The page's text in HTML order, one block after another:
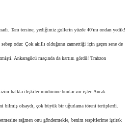
Tam tersine, yediğimiz gollerin yüzde 40'ını ondan yedik!
odur. Çok akıllı olduğunu zannettiği için geçen sene de
Ankaragücü maçında da kartını gördü! Trabzon
halkla ilişkiler müdürüne bunlar zor işler. Ancak
bilmiş olsaydı, çok büyük bir uğurlama töreni tertiplerdi.
rağmen onu göndermekle, benim tespitlerime iştirak